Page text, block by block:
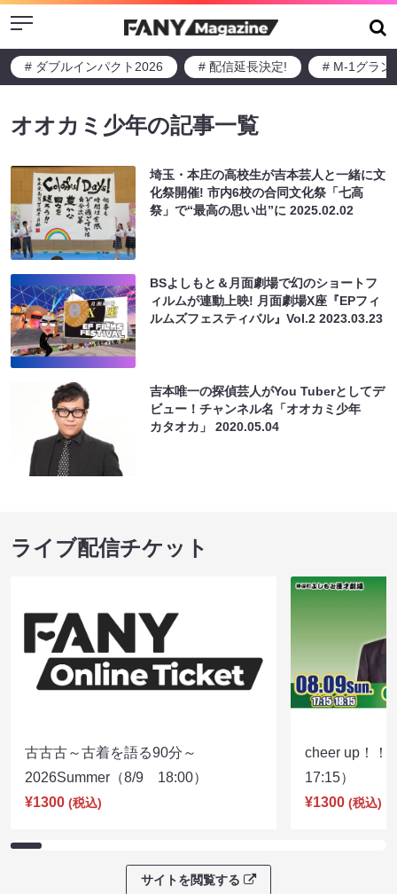
Menu
# ダブルインパクト2026 # 配信延長決定! # M-1グラン
オオカミ少年の記事一覧
埼玉・本庄の高校生が吉本芸人と一緒に文
化祭開催! 市内6校の合同文化祭「七高
祭」で“最高の思い出”に2025.02.02
BSよしもと＆月面劇場で幻のショートフ
ィルムが連動上映! 月面劇場X座『EPフィ
ルムズフェスティバル』Vol.22023.03.23
吉本唯一の探偵芸人がYou Tuberとしてデ
ビュー！チャンネル名「オオカミ少年
カタオカ」2020.05.04
ライブ配信チケット
古古古～古着を語る90分～
2026Summer（8/9 18:00）
¥1300 (税込)
cheer up！
17:15）
¥1300 (税込)
サイトを閲覧する